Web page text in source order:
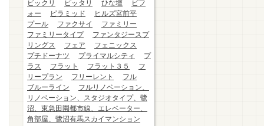
ビックリ
ピッタリ ひな壇
ビフ
ォー
ピラミッド
ヒルズ宮前平
プール
ファクサイ
ファミリー
ファミリータイプ
ファンタジースプ
リングス
フェア
フェニックス
プチドーナツ
プライマルシティ
プ
ラス
フラット フラット３５
フ
リープラン
フリーレント
フル
ブルーライン
フルリノベーション、
リノベーション、スタジオタイプ、鷺
沼、東急田園都市線、エレベーター、
角部屋、鷺沼有馬スカイマンション